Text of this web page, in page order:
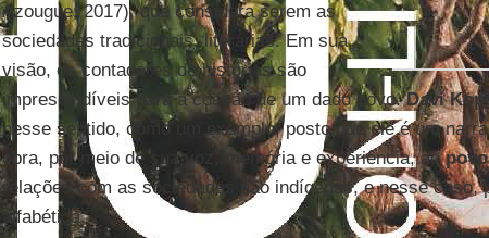
Azougue, 2017), que considera serem as
sociedades tradicionais, literárias. Em sua
visão, os contadores de histórias são
imprescindíveis para a coesão de um dado povo.Davi
nesse sentido, como um exemplo, posto que ele é um
obra, por meio de sua voz, memória e experiência, ao
relações com as sociedades não indígenas, e nesse caso,
alfabética.